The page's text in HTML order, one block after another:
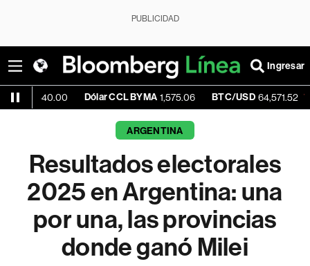
PUBLICIDAD
Ingresar
Dólar CCL BYMA 1,575.06 BTC/USD 64,571.52 -0.33%
ARGENTINA
Resultados electorales
2025 en Argentina: una
por una, las provincias
donde ganó Milei